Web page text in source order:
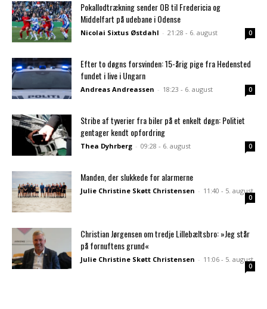
Pokallodtrækning sender OB til Fredericia og
Middelfart på udebane i Odense
Nicolai Sixtus Østdahl - 21:28 - 6. august 0
Efter to døgns forsvinden: 15-årig pige fra Hedensted
fundet i live i Ungarn
Andreas Andreassen - 18:23 - 6. august 0
Stribe af tyverier fra biler på et enkelt døgn: Politiet
gentager kendt opfordring
Thea Dyhrberg - 09:28 - 6. august 0
Manden, der slukkede for alarmerne
Julie Christine Skøtt Christensen - 11:40 - 5. august
0
Christian Jørgensen om tredje Lillebæltsbro: »Jeg står
på fornuftens grund«
Julie Christine Skøtt Christensen - 11:06 - 5. august
0